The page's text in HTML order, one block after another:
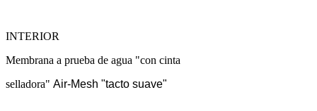
INTERIOR
Membrana a prueba de agua "con cinta
selladora" Air-Mesh "tacto suave"